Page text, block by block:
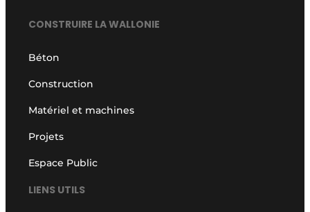
CONSTRUIRE LA WALLONIE
Béton
Construction
Matériel et machines
Projets
Espace Public
LIENS UTILS